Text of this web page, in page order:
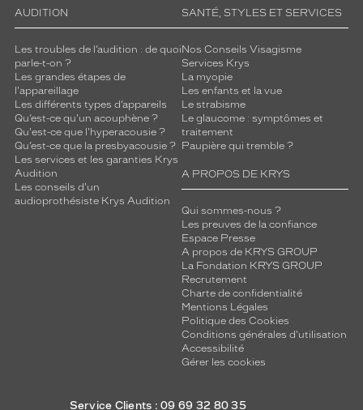
AUDITION
Les troubles de l’audition : de quoi
parle-t-on ?
Les grandes étapes de
l'appareillage
Les différents types d’appareils
Qu’est-ce qu'un acouphène ?
Qu'est-ce que l'hyperacousie ?
Qu’est-ce que la presbyacousie ?
Les services et les garanties Krys
Audition
Les conseils d'un
audioprothésiste Krys Audition
SANTÉ, STYLES ET SERVICES
Nos Conseils Visagisme
Services Krys
La myopie
Les enfants et la vue
Le strabisme
Le glaucome : symptômes et
traitement
Paupière qui tremble ?
A PROPOS DE KRYS
Qui sommes-nous ?
Les preuves de la confiance
Espace Presse
A propos de KRYS GROUP
La Fondation KRYS GROUP
Recrutement
Charte de confidentialité
Mentions Légales
Politique des Cookies
Conditions générales d'utilisation
Accessibilité
Gérer les cookies
Service Clients : 09 69 32 80 35